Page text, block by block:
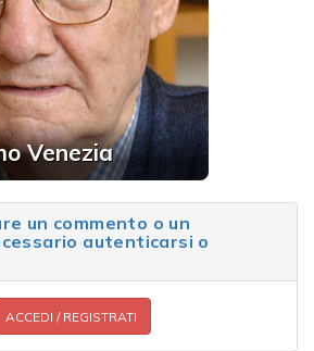
Venezia
un commento o un
autenticarsi o
ACCEDI / REGISTRATI